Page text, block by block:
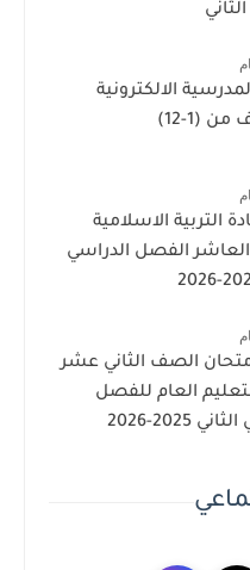
الالكترونية
(1-12)
التربية الاسلامية
الفصل الدراسي
الصف الثاني عشر
العام للفصل
2025-2026